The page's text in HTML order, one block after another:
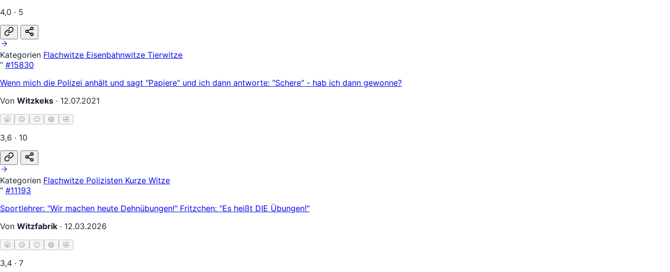
4,0 · 5
Kategorien Flachwitze Eisenbahnwitze Tierwitze
“ #15830
Wenn mich die Polizei anhält und sagt "Papiere" und ich dann antworte: "Schere" - hab ich dann gewonne?
Von Witzkeks · 12.07.2021
🥱 😐 🙂 😄 🤣
3,6 · 10
Kategorien Flachwitze Polizisten Kurze Witze
“ #11193
Sportlehrer: "Wir machen heute Dehnübungen!" Fritzchen: "Es heißt DIE Übungen!"
Von Witzfabrik · 12.03.2026
🥱 😐 🙂 😄 🤣
3,4 · 7